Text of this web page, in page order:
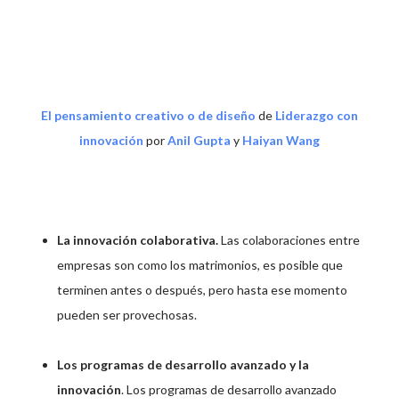
El pensamiento creativo o de diseño de Liderazgo con
innovación porAnil Gupta y Haiyan Wang
La innovación colaborativa.Las colaboraciones entre
empresas son como los matrimonios, es posible que
terminen antes o después, pero hasta ese momento
pueden ser provechosas.
Los programas de desarrollo avanzado y la
innovación. Los programas de desarrollo avanzado